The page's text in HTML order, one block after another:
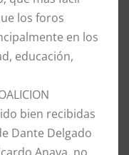
los foros
en los
educación,
bien recibidas
Dante Delgado
Anaya, no